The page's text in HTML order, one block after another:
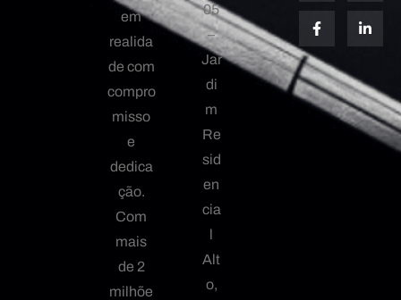
em
realida
de com
compro
misso
e
dedica
ção.
Com
mais
de 2
milhõe
05
–
Jar
di
m
Re
sid
en
cia
l
Alt
o,